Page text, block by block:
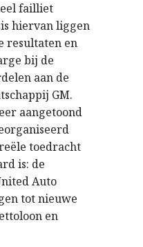
failliet
hiervan liggen
resultaten en
bij de
aan de
GM.
aangetoond
toedracht
is: de
Auto
tot nieuwe
en